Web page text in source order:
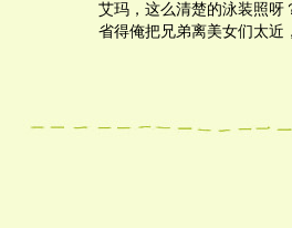
艾玛，这么清楚的泳装照呀
省得俺把兄弟离美女们太近